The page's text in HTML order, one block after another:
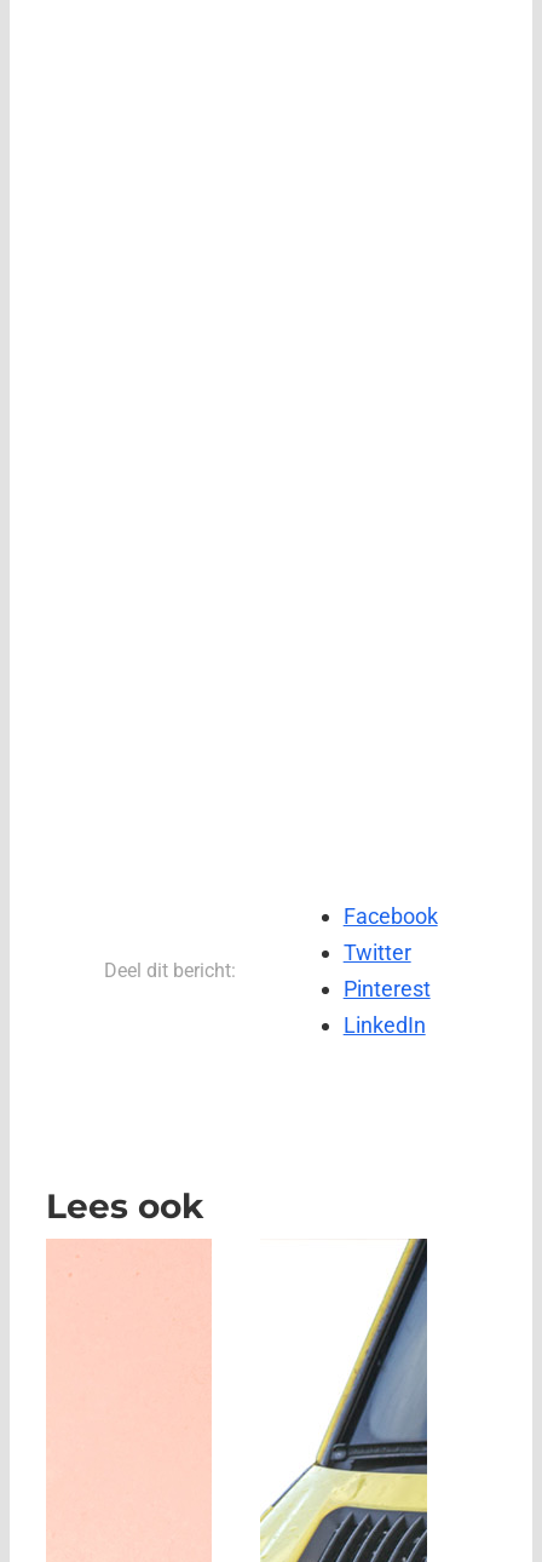
Deel dit bericht:
Facebook
Twitter
Pinterest
LinkedIn
Lees ook